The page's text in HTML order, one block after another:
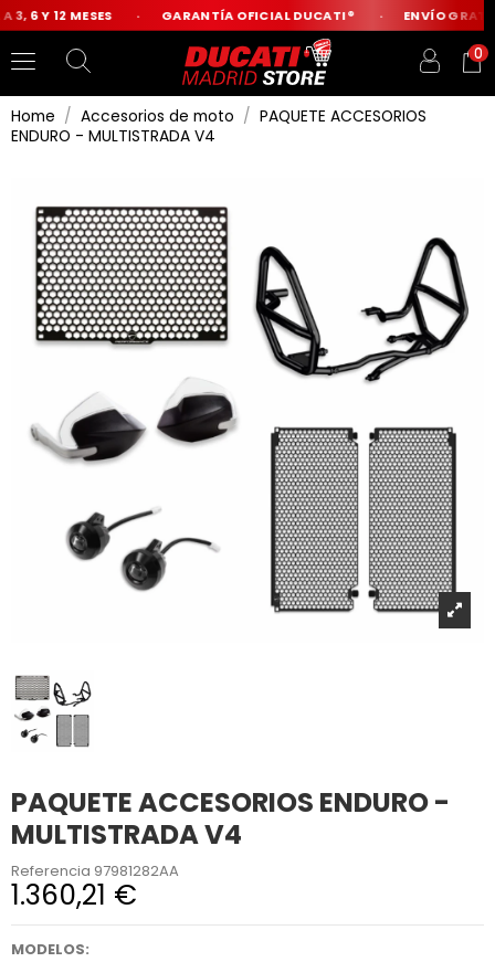
6 Y 12 MESES GARANTÍA OFICIAL DUCATI® ENVÍO
0
Home Accesorios de moto
PAQUETE ACCESORIOS
ENDURO - MULTISTRADA V4
PAQUETE ACCESORIOS ENDURO -
MULTISTRADA V4
Referencia 97981282AA
1.360,21 €
MODELOS: